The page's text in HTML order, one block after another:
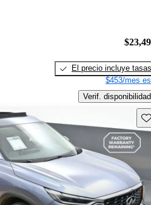
El precio incluye tasas
$453/mes
Verif. disponibilidad